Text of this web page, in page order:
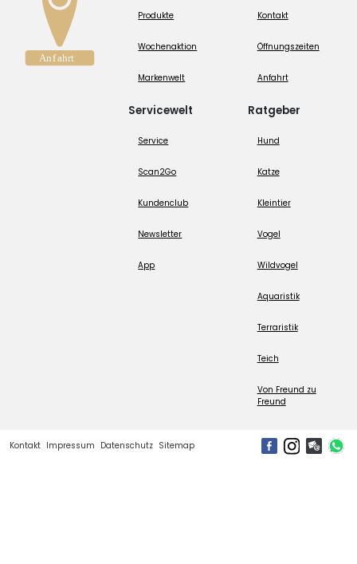
Produkte
Wochenaktion
Markenwelt
Servicewelt
Service
Scan2Go
Kundenclub
Newsletter
App
Kontakt
Öffnungszeiten
Anfahrt
Ratgeber
Hund
Katze
Kleintier
Vogel
Wildvogel
Aquaristik
Terraristik
Teich
Von Freund zu
Freund
Kontakt Impressum Datenschutz Sitemap